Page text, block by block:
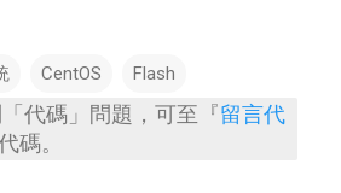
CentOS Flash
代碼」問題，可至『留言代
碼。